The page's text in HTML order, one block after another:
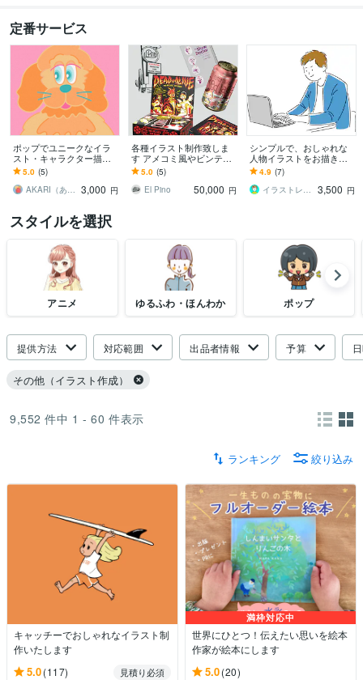
定番サービス
ポップでユニークなイラ
スト・キャラクター描き
ます 親しみやすく、イン
パクトのあるイラストを
お探しの方へ。
5.0 (5)
AKARI（あかり） 3,000 円
各種イラスト制作致しま
す アメコミ風やビンテー
ジ風などお任せ下さい。
5.0 (5)
El Pino
50,000 円
シンプルで、おしゃれな
人物イラストをお描きし
ます 商用利用OK！アイコ
ン・挿絵・似顔絵などに
おすすめです。
4.9 (7)
イラストレーターマツ
3,500 円
スタイルを選択
アニメ ゆるふわ・ほんわか ポップ
提供方法 対応範囲 出品者情報 予算
その他（イラスト作成）
9,552 件中 1 - 60 件表示
ランキング 絞り込み
キャッチーでおしゃれなイラスト制
作いたします
5.0(117)
見積り必須
満枠対応中
世界にひとつ！伝えたい思いを絵本
作家が絵本にします
5.0(20)